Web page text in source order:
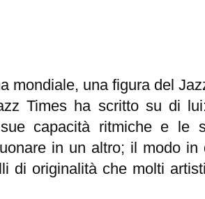
mondiale, una figura del
Times ha scritto su di
capacità ritmiche e le
in un altro; il modo in
di originalità che molti